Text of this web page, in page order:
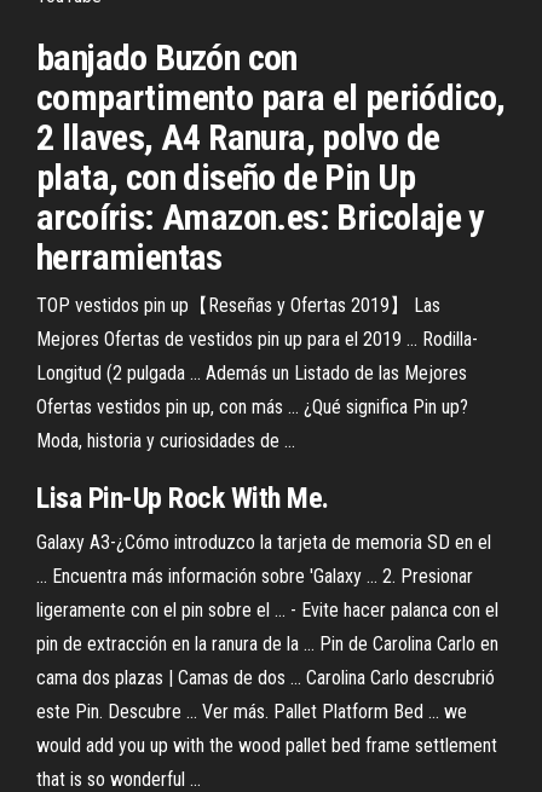
banjado Buzón con
compartimento para el periódico,
2 llaves, A4 Ranura, polvo de
plata, con diseño de Pin Up
arcoíris: Amazon.es: Bricolaje y
herramientas
TOP vestidos pin up【Reseñas y Ofertas 2019】 Las
Mejores Ofertas de vestidos pin up para el 2019 ... Rodilla-
Longitud (2 pulgada ... Además un Listado de las Mejores
Ofertas vestidos pin up, con más ... ¿Qué significa Pin up?
Moda, historia y curiosidades de ...
Lisa Pin-Up Rock With Me.
Galaxy A3-¿Cómo introduzco la tarjeta de memoria SD en el
... Encuentra más información sobre 'Galaxy ... 2. Presionar
ligeramente con el pin sobre el ... - Evite hacer palanca con el
pin de extracción en la ranura de la ... Pin de Carolina Carlo en
cama dos plazas | Camas de dos ... Carolina Carlo descrubrió
este Pin. Descubre ... Ver más. Pallet Platform Bed ... we
would add you up with the wood pallet bed frame settlement
that is so wonderful ...